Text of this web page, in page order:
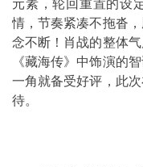
元素，轮回重置的设
情，节奏紧凑不拖沓
念不断！肖战的整体
《藏海传》中饰演的
一角就备受好评，此
待。